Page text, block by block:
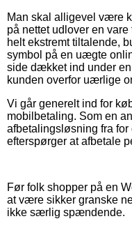
Man skal alligevel være
på nettet udlover en
helt ekstremt tiltalende,
symbol på en uægte
side dækket ind under
kunden overfor uærlige
Vi går generelt ind for
mobilbetaling. Som en
afbetalingsløsning fra
efterspørger at afbetale
Før folk shopper på en
at være sikker granske
ikke særlig spændende.